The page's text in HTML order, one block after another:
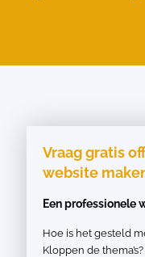
Vraag gratis
website
Een professionele
Hoe is het gesteld
Kloppen de